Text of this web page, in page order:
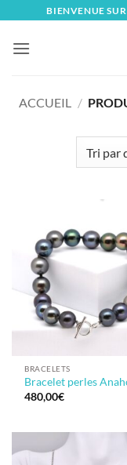
content
BIENVENUE
ACCUEIL /
BRACELETS
Bracelet perles
480,00€